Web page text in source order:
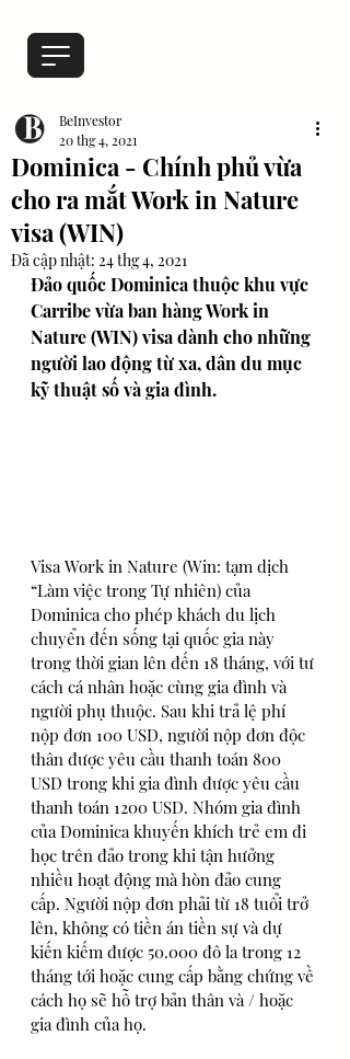
Dominica - Chính phủ vừa
cho ra mắt Work in Nature
visa (WIN)
BeInvestor
20 thg 4, 2021
Đã cập nhật: 24 thg 4, 2021
Đảo quốc Dominica thuộc khu vực
Carribe vừa ban hàng Work in
Nature (WIN) visa dành cho những
người lao động từ xa, dân du mục
kỹ thuật số và gia đình.
Visa Work in Nature (Win: tạm dịch
“Làm việc trong Tự nhiên) của
Dominica cho phép khách du lịch
chuyển đến sống tại quốc gia này
trong thời gian lên đến 18 tháng, với tư
cách cá nhân hoặc cùng gia đình và
người phụ thuộc. Sau khi trả lệ phí
nộp đơn 100 USD, người nộp đơn độc
thân được yêu cầu thanh toán 800
USD trong khi gia đình được yêu cầu
thanh toán 1200 USD. Nhóm gia đình
của Dominica khuyến khích trẻ em đi
học trên đảo trong khi tận hưởng
nhiều hoạt động mà hòn đảo cung
cấp. Người nộp đơn phải từ 18 tuổi trở
lên, không có tiền án tiền sự và dự
kiến kiếm được 50.000 đô la trong 12
tháng tới hoặc cung cấp bằng chứng về
cách họ sẽ hỗ trợ bản thân và / hoặc
gia đình của họ.